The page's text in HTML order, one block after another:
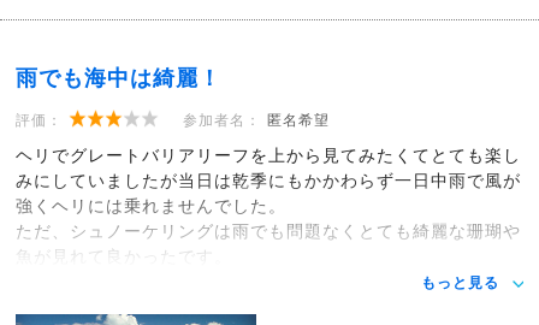
雨でも海中は綺麗！
評価： 参加者名： 匿名希望
ヘリでグレートバリアリーフを上から見てみたくてとても楽し
みにしていましたが当日は乾季にもかかわらず一日中雨で風が
強くヘリには乗れませんでした。
ただ、シュノーケリングは雨でも問題なくとても綺麗な珊瑚や
魚が見れて良かったです。
もっと見る